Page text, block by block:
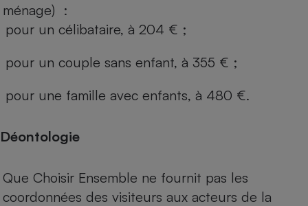
ménage) :
pour un célibataire, à 204 € ;
pour un couple sans enfant, à 355 € ;
pour une famille avec enfants, à 480 €.
Déontologie
Que Choisir Ensemble ne fournit pas les
coordonnées des visiteurs aux acteurs de la